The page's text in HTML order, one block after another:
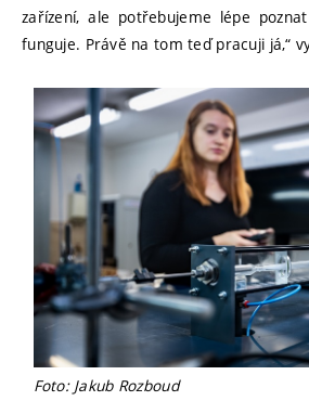
zařízení, ale potřebujeme lépe
funguje. Právě na tom teď pracuji já,“
Foto: Jakub Rozboud